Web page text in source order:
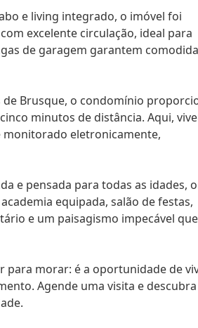
e living integrado, o imóvel foi
excelente circulação, ideal para
de garagem garantem
de Brusque, o condomínio
minutos de distância. Aqui,
monitorado eletronicamente,
e pensada para todas as idades, o
equipada, salão de festas,
e um paisagismo impecável que
para morar: é a oportunidade de
Agende uma visita e